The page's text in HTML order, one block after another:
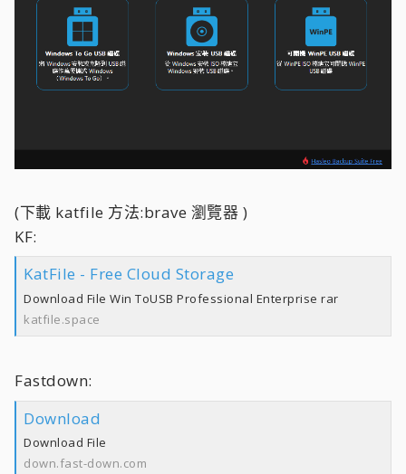
(下載 katfile 方法:brave 瀏覽器 )
KF:
KatFile - Free Cloud Storage
Download File Win ToUSB Professional Enterprise rar
katfile.space
Fastdown:
Download
Download File
down.fast-down.com